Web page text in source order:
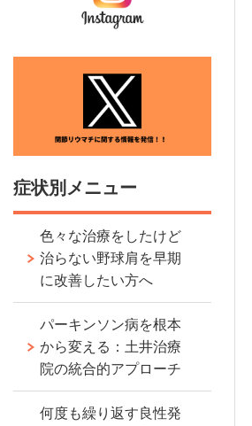
症状別メニュー
色々な治療をしたけど
治らない野球肩を早期
に改善したい方へ
パーキンソン病を根本
から変える：土井治療
院の統合的アプローチ
何度も繰り返す良性発